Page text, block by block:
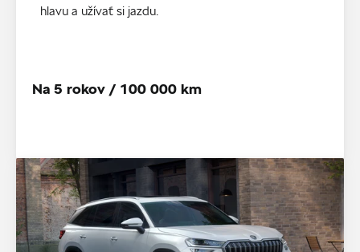
hlavu a užívať si jazdu.
Na 5 rokov / 100 000 km